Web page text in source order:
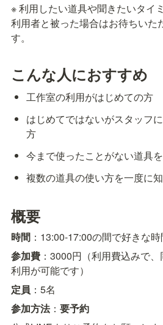
※ 利用したい道具や聞きたいタイ
利用者と被った場合はお待ちいた
す。
こんな人におすすめ
工作室の利用がはじめての方
はじめてではないがスタッフ
方
今まで使ったことがない道具
複数の道具の使い方を一度に
概要
時間 ：13:00-17:00の間で好きな
参加費 ：3000円（利用費込みで
利用が可能です）
定員 ：5名
参加方法： 要予約